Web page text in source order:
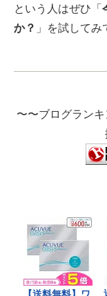
という人はぜひ「
か？ 」を試してみ
〜〜ブログラン